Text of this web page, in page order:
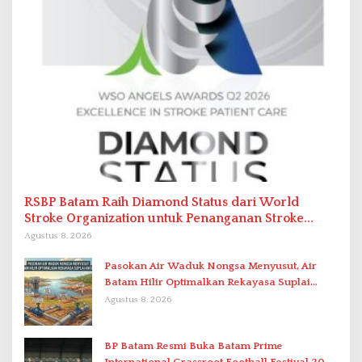
RSBP Batam Raih Diamond Status dari World
Stroke Organization untuk Penanganan Stroke
Berstandar Internasional
Agustus 8, 2026
Pasokan Air Waduk Nongsa Menyusut, Air
Batam Hilir Optimalkan Rekayasa Suplai
Antar-IPAM
Agustus 8, 2026
BP Batam Resmi Buka Batam Prime